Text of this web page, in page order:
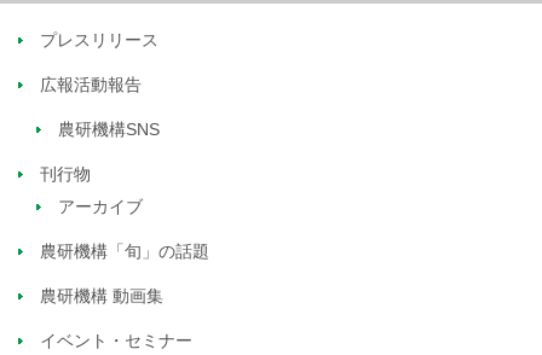
プレスリリース
広報活動報告
農研機構SNS
刊行物
アーカイブ
農研機構「旬」の話題
農研機構 動画集
イベント・セミナー